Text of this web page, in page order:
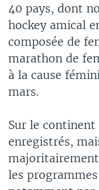
40 pays, dont
hockey amical
composée de
marathon de
à la cause
mars.
Sur le
enregistrés,
les